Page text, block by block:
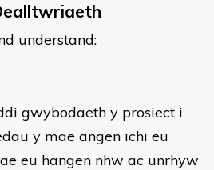
understand:
gwybodaeth y prosiect i
y mae angen ichi eu
eu hangen nhw ac unrhyw